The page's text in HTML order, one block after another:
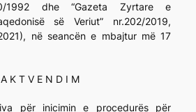
1992 dhe “Gazeta Zyrtare e
së Veriut” nr.202/2019,
në seancën e mbajtur më 17
A K T V E N D I M
për inicimin e procedurës për